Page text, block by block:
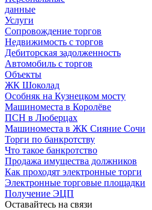
данные
Услуги
Сопровождение торгов
Недвижимость с торгов
Дебиторская задолженность
Автомобиль с торгов
Объекты
ЖК Шоколад
Особняк на Кузнецком мосту
Машиноместа в Королёве
ПСН в Люберцах
Машиноместа в ЖК Сияние Сочи
Торги по банкротству
Что такое банкротство
Продажа имущества должников
Как проходят электронные торги
Электронные торговые площадки
Получение ЭЦП
Оставайтесь на связи